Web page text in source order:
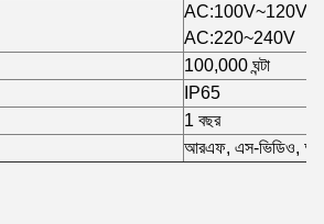
AC:100V~120V
AC:220~240V
100,000 ঘন্টা
IP65
1 বছর
আরএফ, এস-ভিডিও,